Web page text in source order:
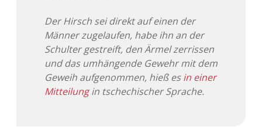
Der Hirsch sei direkt auf einen der
Männer zugelaufen, habe ihn an der
Schulter gestreift, den Ärmel zerrissen
und das umhängende Gewehr mit dem
Geweih aufgenommen, hieß esin einer
Mitteilungin tschechischer Sprache.